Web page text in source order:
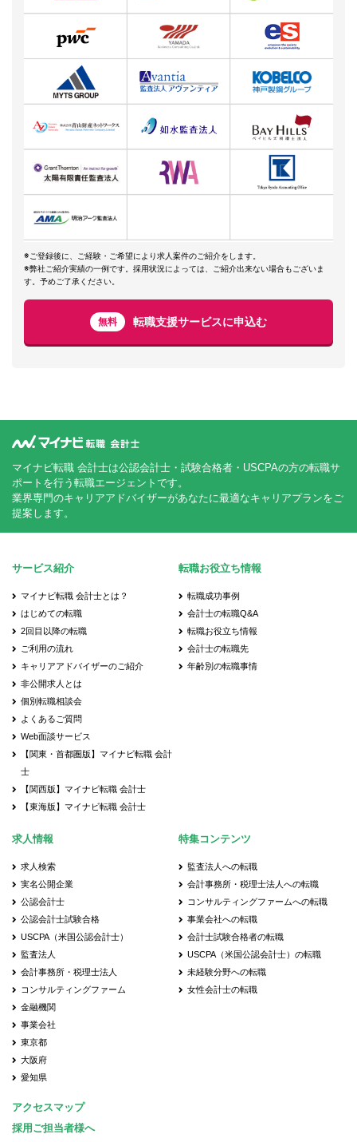
※ご登録後に、ご経験・ご希望により求人案件のご紹介をします。
※弊社ご紹介実績の一例です。採用状況によっては、ご紹介出来ない場合もございま
す。予めご了承ください。
無料 転職支援サービスに申込む
マイナビ転職 会計士は公認会計士・試験合格者・USCPAの方の転職サ
ポートを行う転職エージェントです。
業界専門のキャリアアドバイザーがあなたに最適なキャリアプランをご
提案します。
サービス紹介
マイナビ転職 会計士とは？
はじめての転職
2回目以降の転職
ご利用の流れ
キャリアアドバイザーのご紹介
非公開求人とは
個別転職相談会
よくあるご質問
Web面談サービス
【関東・首都圏版】マイナビ転職 会計
士
【関西版】マイナビ転職 会計士
【東海版】マイナビ転職 会計士
転職お役立ち情報
転職成功事例
会計士の転職Q&A
転職お役立ち情報
会計士の転職先
年齢別の転職事情
求人情報
求人検索
実名公開企業
公認会計士
公認会計士試験合格
USCPA（米国公認会計士）
監査法人
会計事務所・税理士法人
コンサルティングファーム
金融機関
事業会社
東京都
大阪府
愛知県
特集コンテンツ
監査法人への転職
会計事務所・税理士法人への転職
コンサルティングファームへの転職
事業会社への転職
会計士試験合格者の転職
USCPA（米国公認会計士）の転職
未経験分野への転職
女性会計士の転職
アクセスマップ
採用ご担当者様へ